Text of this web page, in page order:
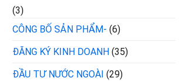
(3)
CÔNG BỐ SẢN PHẨM- (6)
ĐĂNG KÝ KINH DOANH (35)
ĐẦU TƯ NƯỚC NGOÀI (29)